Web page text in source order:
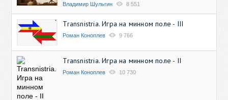
Владимир Шульгин 8 551
Transnistria. Игра на минном поле - III
Роман Коноплев 9 766
Transnistria. Игра на минном поле - II
Роман Коноплев 10 730